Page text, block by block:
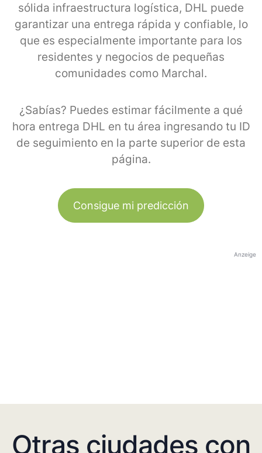
sólida infraestructura logística, DHL puede
garantizar una entrega rápida y confiable, lo
que es especialmente importante para los
residentes y negocios de pequeñas
comunidades como Marchal.
¿Sabías? Puedes estimar fácilmente a qué
hora entrega DHL en tu área ingresando tu ID
de seguimiento en la parte superior de esta
página.
Consigue mi predicción
Anzeige
Otras ciudades con